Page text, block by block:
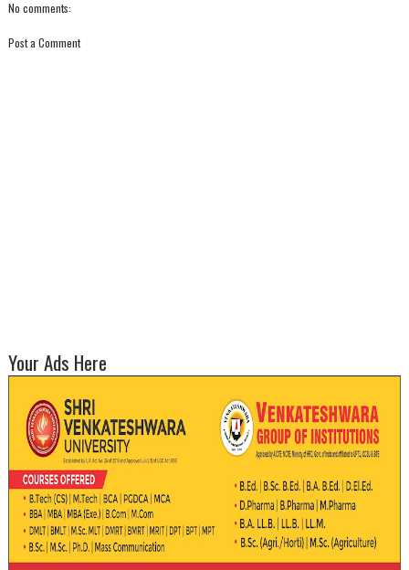
No comments:
Post a Comment
Your Ads Here